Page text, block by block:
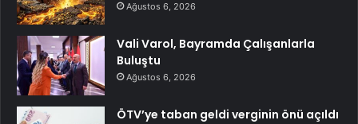
Ağustos 6, 2026
Vali Varol, Bayramda Çalışanlarla
Buluştu
Ağustos 6, 2026
ÖTV’ye taban geldi verginin önü açıldı